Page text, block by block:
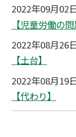
2022年09月02
【児童労働の問
2022年08月26
【土台】
2022年08月19
【代わり】